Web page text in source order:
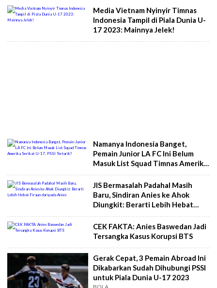
Media Vietnam Nyinyir Timnas
Indonesia Tampil di Piala Dunia U-
17 2023: Mainnya Jelek!
Namanya Indonesia Banget,
Pemain Junior LA FC Ini Belum
Masuk List Squad Timnas Amerika
JIS Bermasalah Padahal Masih
Baru, Sindiran Anies ke Ahok
Diungkit: Berarti Lebih Hebat
CEK FAKTA: Anies Baswedan Jadi
Tersangka Kasus Korupsi BTS
Gerak Cepat, 3 Pemain Abroad Ini
Dikabarkan Sudah Dihubungi PSSI
untuk Piala Dunia U-17 2023